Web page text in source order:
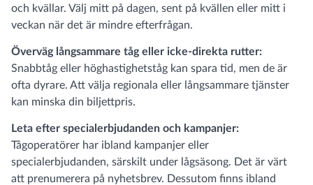
och kvällar. Välj mitt på dagen, sent på kvällen eller mitt i
veckan när det är mindre efterfrågan.
Överväg långsammare tåg eller icke-direkta rutter:
Snabbtåg eller höghastighetståg kan spara tid, men de är
ofta dyrare. Att välja regionala eller långsammare tjänster
kan minska din biljettpris.
Leta efter specialerbjudanden och kampanjer:
Tågoperatörer har ibland kampanjer eller
specialerbjudanden, särskilt under lågsäsong. Det är värt
att prenumerera på nyhetsbrev. Dessutom finns ibland